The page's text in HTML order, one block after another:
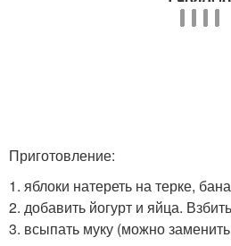
Приготовление:
1. яблоки натереть на терке,
2. добавить йогурт и яйца.
3. всыпать муку (можно